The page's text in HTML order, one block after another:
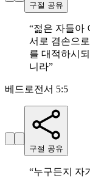
구절 공유
“젊은 자들아
서로 겸손으
를 대적하시
니라”
베드로전서 5:5
구절 공유
“누구든지 자